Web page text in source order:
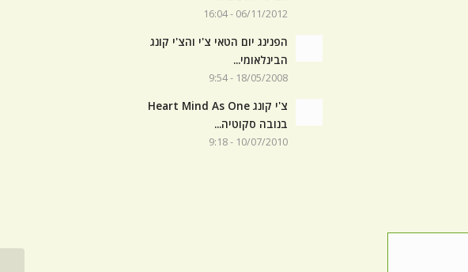
06/11/2012 - 16:04
הפנינג יום הטאי צ'י והצ'י קונג
הבינלאומי...
18/05/2008 - 9:54
צ'י קונג Heart Mind As One
בנובה סקוטיה...
10/07/2010 - 9:18